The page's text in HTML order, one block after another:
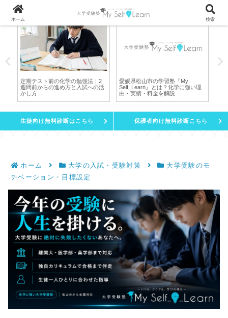
定期テスト前の化学の勉強法｜2
週間前からの進め方と入試への活
かし方
愛媛県松山市の学習塾『My
Self_Learn』とは？化学に強い理
由・実績・料金を解説
生徒向け無料診断はこちら 保護者向け無料診断こちら
ホーム 大学の入試・受験対策
大学受験のモ
チベーション・目標設定
ホーム 検索